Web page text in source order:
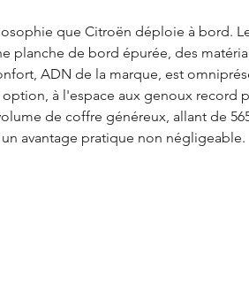
que Citroën déploie à bord.
planche de bord épurée, des
ADN de la marque, est
à l'espace aux genoux record
de coffre généreux, allant de
avantage pratique non négligeable.